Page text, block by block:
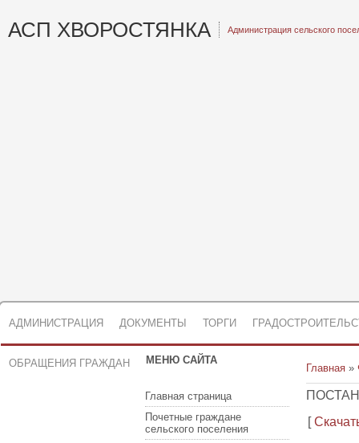
АСП ХВОРОСТЯНКА Администрация сельского
АДМИНИСТРАЦИЯ ДОКУМЕНТЫ ТОРГИ
ОБРАЩЕНИЯ ГРАЖДАН МЕНЮ САЙТА
Главная страница
Почетные граждане
сельского поселения
Главная »
[